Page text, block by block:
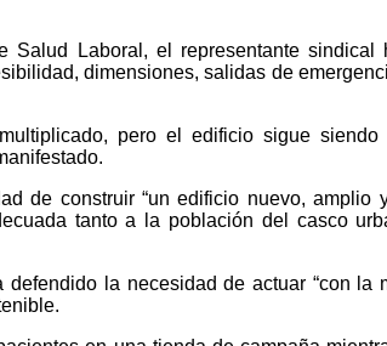
Salud Laboral, el representante sindical
dimensiones, salidas de
pero el edificio sigue siendo
de construir “un edificio nuevo, amplio
tanto a la población del casco
la necesidad de actuar “con la